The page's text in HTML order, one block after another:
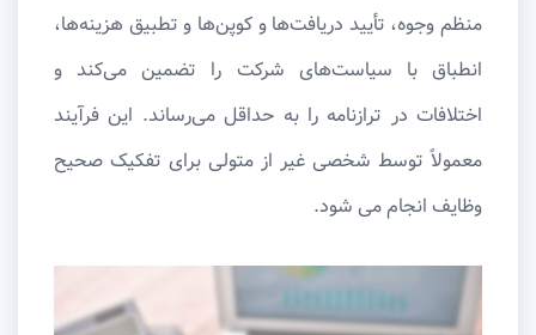
منظم وجوه، تأیید دریافت‌ها و کوپن‌ها و تطبیق هزینه‌ها،
انطباق با سیاست‌های شرکت را تضمین می‌کند و
اختلافات در ترازنامه را به حداقل می‌رساند. این فرآیند
معمولاً توسط شخصی غیر از متولی برای تفکیک صحیح
وظایف انجام می شود.